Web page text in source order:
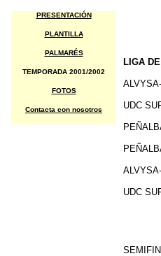
PRESENTACIÓN
PLANTILLA
PALMARÉS
TEMPORADA 2001/2002
FOTOS
Contacta con nosotros
LIGA
UDC
UDC